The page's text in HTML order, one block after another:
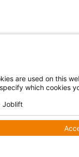
are used on this
which cookies
Joblift